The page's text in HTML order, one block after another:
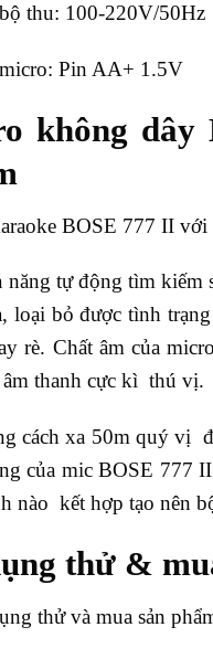
thu: 100-220V/50Hz
Pin AA+ 1.5V
không dây
BOSE 777 II với
tự động tìm kiếm
loại bỏ được tình
rè. Chất âm của
thanh cực kì thú vị.
cách xa 50m quý vị
của mic BOSE 777
nào kết hợp tạo nên
thử &
thử và mua sản